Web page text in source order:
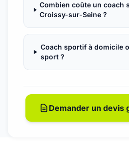
Combien coûte un coach
Croissy-sur-Seine ?
Coach sportif à domicile
sport ?
Demander un devis